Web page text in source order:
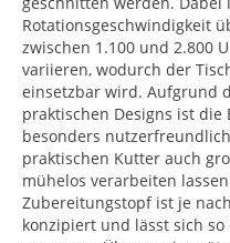
Rotationsgeschwindigkeit
zwischen 1.100 und 2.800
variieren, wodurch der
einsetzbar wird. Aufgrund
praktischen Designs ist die
besonders
praktischen Kutter auch
mühelos verarbeiten
Zubereitungstopf ist je
konzipiert und lässt sich